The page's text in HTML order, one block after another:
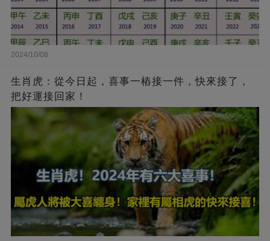
2024/10/08
生肖虎：從今日起，喜事一樁接一件，快來接了，
把好運接回家！